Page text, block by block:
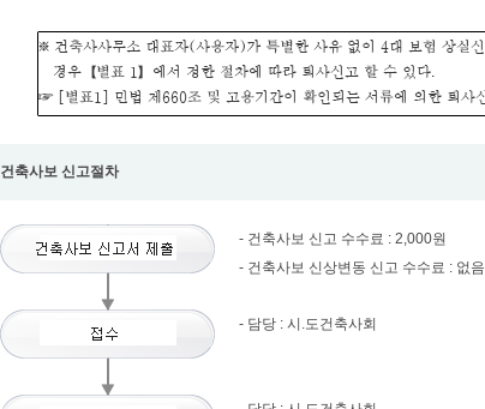
건축사보 신고절차
- 건축사보 신고 수수료 : 2,000원
- 건축사보 신상변동 신고 수수료 : 없음
- 담당 : 시.도건축사회